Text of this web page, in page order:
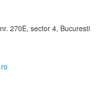
270E, sector 4, Bucuresti